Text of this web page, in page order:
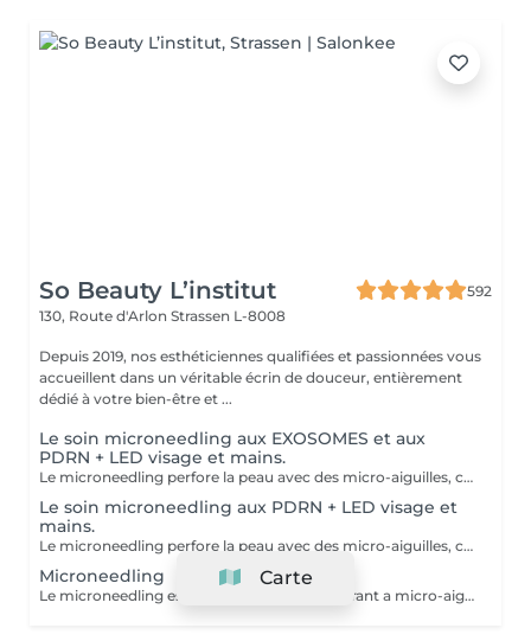
So Beauty L’institut
592
130, Route d'Arlon Strassen L-8008
Depuis 2019, nos esthéticiennes qualifiées et passionnées vous
accueillent dans un véritable écrin de douceur, entièrement
dédié à votre bien-être et ...
Le soin microneedling aux EXOSOMES et aux
PDRN + LED visage et mains.
Le microneedling perfore la peau avec des micro-aiguilles, créant des micro-canaux qui permettent à un sérum actif (PDRN ou exosomes) de pénétrer en profondeur dans le derme. C'est ce qu'on appelle un soin « biostimulateur » : on ne remplit pas, on stimule la peau pour qu'elle se régénère elle-même. L'association des exosomes et du PDRN (Polydésoxyribonucléotide) est une révolution anti-âge. Il représente le protocole de régénération cutanée le plus avancé en médecine esthétique. Cette synergie permet de stimuler le renouvellement cellulaire de façon accélérée, d'atténuer les cicatrices et de lifter le teint sans chirurgie. C'est une synergie régénératrice puissante, ces deux actifs maximisent la réparation tissulaire et l'éclat du teint. Idéale pour les peaux: matures , avec des dommages solaires importants, des cicatrices, une perte de fermeté. Soin plus puissant que le PDRN . Pour optimiser les effets du soin, nous appliquerons la lumière LED sur le visage. Profitez, également, d'un traitement anti-âge à la lumière Led pour les mains.
Le soin microneedling aux PDRN + LED visage et
mains.
Le microneedling perfore la peau avec des micro-aiguilles, créant des micro-canaux qui permettent à un sérum actif (PDRN ou exosomes) de pénétrer en profondeur dans le derme. C'est ce qu'on appelle un soin « biostimulateur » : on ne remplit pas, on stimule la peau pour qu'elle se régénère elle-même. Tandis que le sérum PDRN pénètre profondément pour stimuler la réparation cellulaire, accélérer la cicatrisation et booster la production de collagène. Pour optimiser les effets du soin, nous appliquerons la lumière LED sur le visage. Profitez, également, d'un traitement anti-âge à la lumière Led pour les mains.
Microneedling
Le microneedling est un soin cutané régénérant a micro-aiguilles permettant de réduire les signes de l'âge et de raviver l'éclat de votre peau, il aide aussi a effacer les traces d'acné, les cicatrices. Un véritable soin qui resserre les pores dilatés , lisse la peau, estimes les rides et ridules grâce au sérum à l'acide hyaluronique. + LED visage et mains
Carte